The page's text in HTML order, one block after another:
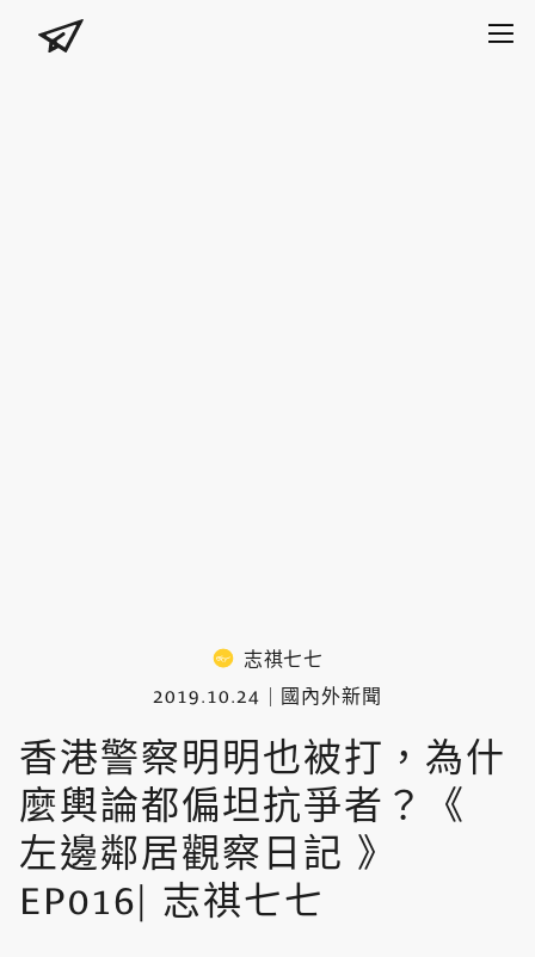
志祺七七
2019.10.24
國內外新聞
香港警察明明也被打，為什
麼輿論都偏坦抗爭者？《
左邊鄰居觀察日記 》
EP016| 志祺七七